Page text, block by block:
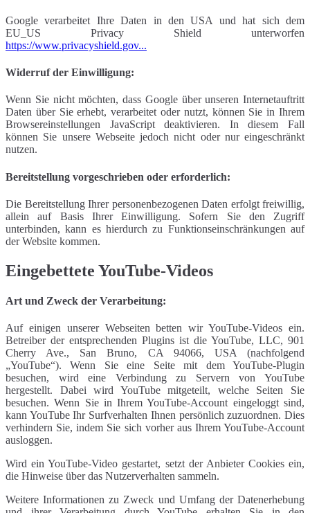
Google verarbeitet Ihre Daten in den USA und hat sich dem
EU_US Privacy Shield unterworfen
https://www.privacyshield.gov...
Widerruf der Einwilligung:
Wenn Sie nicht möchten, dass Google über unseren Internetauftritt
Daten über Sie erhebt, verarbeitet oder nutzt, können Sie in Ihrem
Browsereinstellungen JavaScript deaktivieren. In diesem Fall
können Sie unsere Webseite jedoch nicht oder nur eingeschränkt
nutzen.
Bereitstellung vorgeschrieben oder erforderlich:
Die Bereitstellung Ihrer personenbezogenen Daten erfolgt freiwillig,
allein auf Basis Ihrer Einwilligung. Sofern Sie den Zugriff
unterbinden, kann es hierdurch zu Funktionseinschränkungen auf
der Website kommen.
Eingebettete YouTube-Videos
Art und Zweck der Verarbeitung:
Auf einigen unserer Webseiten betten wir YouTube-Videos ein.
Betreiber der entsprechenden Plugins ist die YouTube, LLC, 901
Cherry Ave., San Bruno, CA 94066, USA (nachfolgend
„YouTube“). Wenn Sie eine Seite mit dem YouTube-Plugin
besuchen, wird eine Verbindung zu Servern von YouTube
hergestellt. Dabei wird YouTube mitgeteilt, welche Seiten Sie
besuchen. Wenn Sie in Ihrem YouTube-Account eingeloggt sind,
kann YouTube Ihr Surfverhalten Ihnen persönlich zuzuordnen. Dies
verhindern Sie, indem Sie sich vorher aus Ihrem YouTube-Account
ausloggen.
Wird ein YouTube-Video gestartet, setzt der Anbieter Cookies ein,
die Hinweise über das Nutzerverhalten sammeln.
Weitere Informationen zu Zweck und Umfang der Datenerhebung